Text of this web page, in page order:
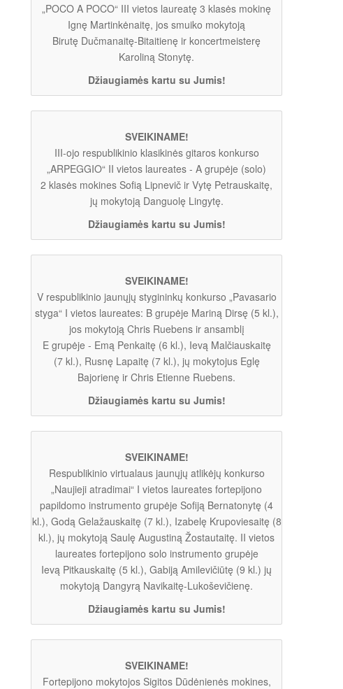
„POCO A POCO“ III vietos laureatę 3 klasės mokinę
Ignę Martinkėnaitę, jos smuiko mokytoją
Birutę Dučmanaitę-Bitaitienę ir koncertmeisterę
Karoliną Stonytę.
Džiaugiamės kartu su Jumis!
SVEIKINAME!
III-ojo respublikinio klasikinės gitaros konkurso
„ARPEGGIO“ II vietos laureates - A grupėje (solo)
2 klasės mokines Sofią Lipnevič ir Vytę Petrauskaitę,
jų mokytoją Danguolę Lingytę.
Džiaugiamės kartu su Jumis!
SVEIKINAME!
V respublikinio jaunųjų stygininkų konkurso „Pavasario
styga“ I vietos laureates: B grupėje Mariną Dirsę (5 kl.),
jos mokytoją Chris Ruebens ir ansamblį
E grupėje - Emą Penkaitę (6 kl.), Ievą Malčiauskaitę
(7 kl.), Rusnę Lapaitę (7 kl.), jų mokytojus Eglę
Bajorienę ir Chris Etienne Ruebens.
Džiaugiamės kartu su Jumis!
SVEIKINAME!
Respublikinio virtualaus jaunųjų atlikėjų konkurso
„Naujieji atradimai“ I vietos laureates fortepijono
papildomo instrumento grupėje Sofiją Bernatonytę (4
kl.), Godą Gelažauskaitę (7 kl.), Izabelę Krupoviesaitę (8
kl.), jų mokytoją Saulę Augustiną Žostautaitę. II vietos
laureates fortepijono solo instrumento grupėje
Ievą Pitkauskaitę (5 kl.), Gabiją Amilevičiūtę (9 kl.) jų
mokytoją Dangyrą Navikaitę-Lukoševičienę.
Džiaugiamės kartu su Jumis!
SVEIKINAME!
Fortepijono mokytojos Sigitos Dūdėnienės mokines,